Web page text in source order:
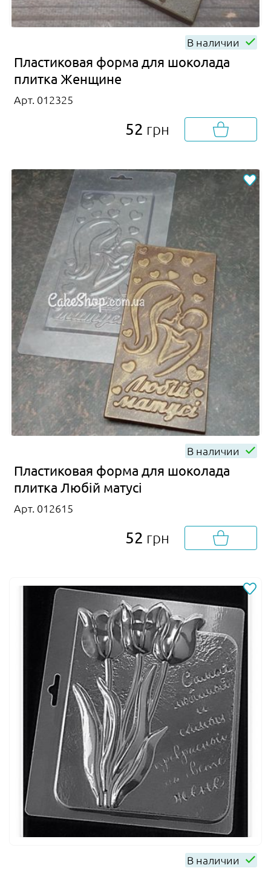
В наличии
Пластиковая форма для шоколада
плитка Женщине
Арт. 012325
52 грн
В наличии
Пластиковая форма для шоколада
плитка Любій матусі
Арт. 012615
52 грн
В наличии